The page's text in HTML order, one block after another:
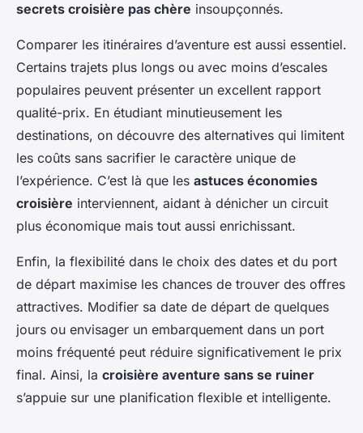
secrets croisière pas chère insoupçonnés.
Comparer les itinéraires d’aventure est aussi essentiel.
Certains trajets plus longs ou avec moins d’escales
populaires peuvent présenter un excellent rapport
qualité-prix. En étudiant minutieusement les
destinations, on découvre des alternatives qui limitent
les coûts sans sacrifier le caractère unique de
l’expérience. C’est là que les astuces économies
croisière interviennent, aidant à dénicher un circuit
plus économique mais tout aussi enrichissant.
Enfin, la flexibilité dans le choix des dates et du port
de départ maximise les chances de trouver des offres
attractives. Modifier sa date de départ de quelques
jours ou envisager un embarquement dans un port
moins fréquenté peut réduire significativement le prix
final. Ainsi, la croisière aventure sans se ruiner
s’appuie sur une planification flexible et intelligente.